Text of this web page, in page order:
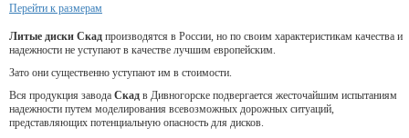
Перейти к размерам
Литые диски Скад производятся в России, но по своим характеристикам качества и
надежности не уступают в качестве лучшим европейским.
Зато они существенно уступают им в стоимости.
Вся продукция завода Скад в Дивногорске подвергается жесточайшим испытаниям
надежности путем моделирования всевозможных дорожных ситуаций,
представляющих потенциальную опасность для дисков.